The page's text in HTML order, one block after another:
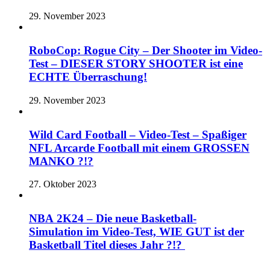
29. November 2023
RoboCop: Rogue City – Der Shooter im Video-
Test – DIESER STORY SHOOTER ist eine
ECHTE Überraschung!
29. November 2023
Wild Card Football – Video-Test – Spaßiger
NFL Arcarde Football mit einem GROSSEN
MANKO ?!?
27. Oktober 2023
NBA 2K24 – Die neue Basketball-
Simulation im Video-Test, WIE GUT ist der
Basketball Titel dieses Jahr ?!?